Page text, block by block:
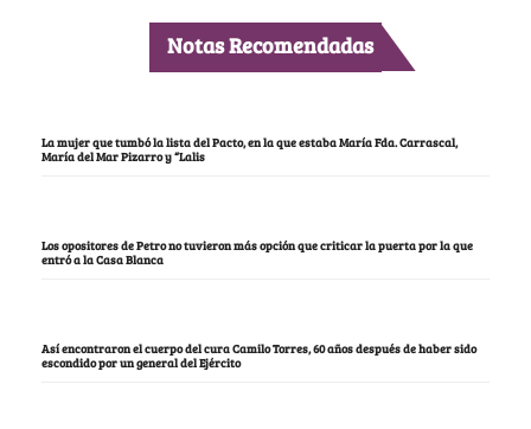
Notas Recomendadas
La mujer que tumbó la lista del Pacto, en la que estaba María Fda. Carrascal,
María del Mar Pizarro y “Lalis
Los opositores de Petro no tuvieron más opción que criticar la puerta por la que
entró a la Casa Blanca
Así encontraron el cuerpo del cura Camilo Torres, 60 años después de haber sido
escondido por un general del Ejército